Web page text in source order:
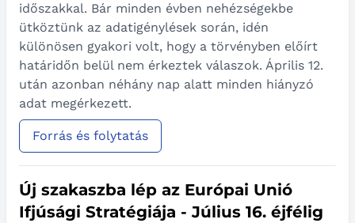
időszakkal. Bár minden évben nehézségekbe
ütköztünk az adatigénylések során, idén
különösen gyakori volt, hogy a törvényben előírt
határidőn belül nem érkeztek válaszok. Április 12.
után azonban néhány nap alatt minden hiányzó
adat megérkezett.
Forrás és folytatás
Új szakaszba lép az Európai Unió
Ifjúsági Stratégiája - Július 16. éjfélig